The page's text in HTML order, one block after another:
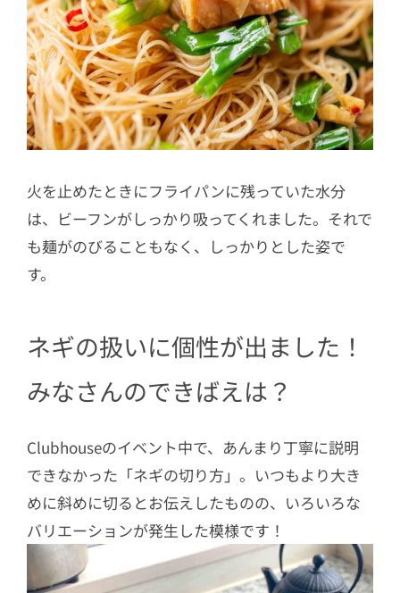
火を止めたときにフライパンに残っていた水分
は、ビーフンがしっかり吸ってくれました。それで
も麺がのびることもなく、しっかりとした姿で
す。
ネギの扱いに個性が出ました！
みなさんのできばえは？
Clubhouseのイベント中で、あんまり丁寧に説明
できなかった「ネギの切り方」。いつもより大き
めに斜めに切るとお伝えしたものの、いろいろな
バリエーションが発生した模様です！